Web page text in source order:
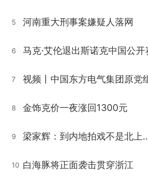
5 河南重大刑事案嫌疑人落网
6 马克·艾伦退出斯诺克中国公开
7
8 金饰克价一夜涨回1300元
9 梁家辉：到内
10 白海豚将正面袭击贯穿浙江